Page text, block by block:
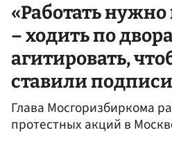
«Работать
– ходить по
агитировать,
ставили
Глава Мосгоризбиркома
протестных акций в